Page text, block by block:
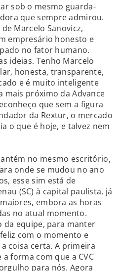
sob o mesmo guarda-
que sempre admirou.
Marcelo Sanovicz,
empresário honesto e
no fator humano.
ideias. Tenho Marcelo
honesta, transparente,
e é muito inteligente
mais próximo da Advance
que sem a figura
da Rextur, o mercado
o que é hoje, e talvez nem
no mesmo escritório,
onde se mudou no ano
esse sim está de
(SC) à capital paulista, já
embora as horas
no atual momento.
da equipe, para manter
com o momento e
coisa certa. A primeira
forma com que a CVC
para nós. Agora